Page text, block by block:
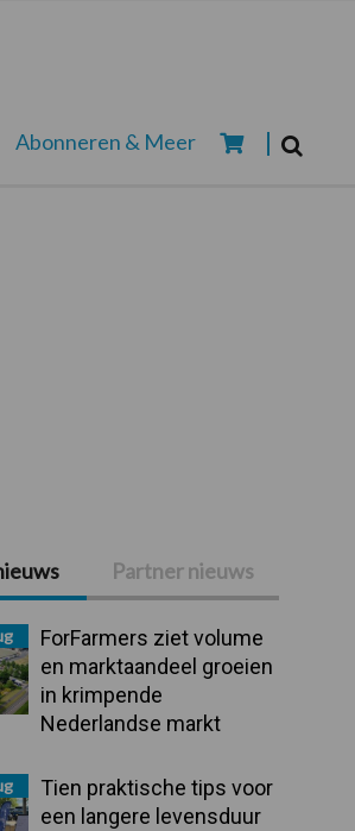
Abonneren & Meer
Partner nieuws
ForFarmers ziet volume
en marktaandeel groeien
in krimpende
Nederlandse markt
Tien praktische tips voor
een langere levensduur